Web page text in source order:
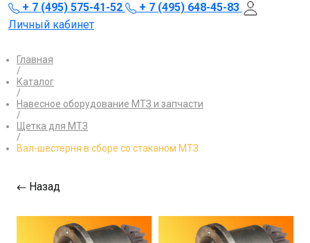
+ 7 (495) 575-41-52
+ 7 (495) 648-45-83
Личный кабинет
Главная
/
Каталог
/
Навесное оборудование МТЗ и запчасти
/
Щетка для МТЗ
/
Вал-шестерня в сборе со стаканом МТЗ
Назад